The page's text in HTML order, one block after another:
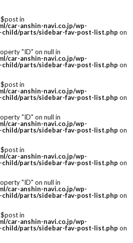
in
car-anshin-navi.co.jp/wp-
parts/sidebar-fav-post-list.php on
"ID" on null in
car-anshin-navi.co.jp/wp-
parts/sidebar-fav-post-list.php on
in
car-anshin-navi.co.jp/wp-
parts/sidebar-fav-post-list.php on
"ID" on null in
car-anshin-navi.co.jp/wp-
parts/sidebar-fav-post-list.php on
in
car-anshin-navi.co.jp/wp-
parts/sidebar-fav-post-list.php on
"ID" on null in
car-anshin-navi.co.jp/wp-
parts/sidebar-fav-post-list.php on
in
car-anshin-navi.co.jp/wp-
parts/sidebar-fav-post-list.php on